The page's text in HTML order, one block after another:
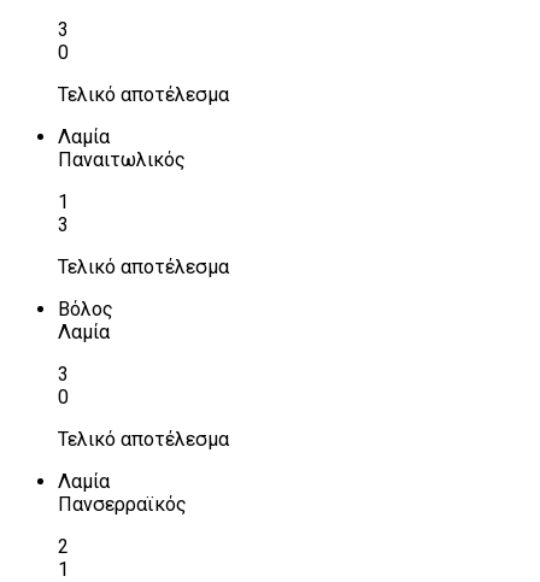
3
0
Τελικό αποτέλεσμα
Λαμία
Παναιτωλικός
1
3
Τελικό αποτέλεσμα
Βόλος
Λαμία
3
0
Τελικό αποτέλεσμα
Λαμία
Πανσερραϊκός
2
1